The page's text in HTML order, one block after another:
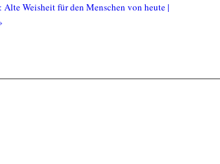
Alte Weisheit für den Menschen von heute |